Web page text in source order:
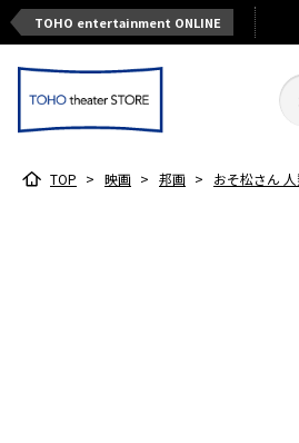
TOHO entertainment ONLINE
TOP > 映画 > 邦画 > おそ松さん